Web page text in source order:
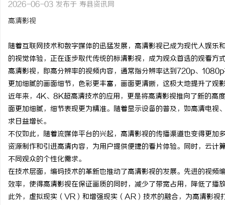
2026-06-03 发布于 寿县资讯网
高清影视
随着互联网技术和数字媒体的迅猛发展，高清影视已成为现代人娱
的视觉体验，正在逐步取代传统的标清影视，成为观众首选的观看方
高清影视，即高分辨率的视频内容，通常指分辨率达到720p、
更加细腻的画面细节，色彩更丰富，画面更清晰，这极大地提升了观
近年来，4K、8K超高清技术的应用，更是将高清影视推向了新的
面更加细腻，细节表现更为精准。随着显示设备的普及，如高清电
求日益增长。
不仅如此，随着流媒体平台的兴起，高清影视的传播渠道也变得更
资源制作和引进高清内容，为用户提供便捷的看片体验。同时，云
不同观众的个性化需求。
在技术层面，编码技术的革新也推动了高清影视的发展。先进的视
效率，使得高清影视在保证画质的同时，减少了带宽占用，降低了播
此外，虚拟现实（VR）和增强现实（AR）技术的融合，为高清影